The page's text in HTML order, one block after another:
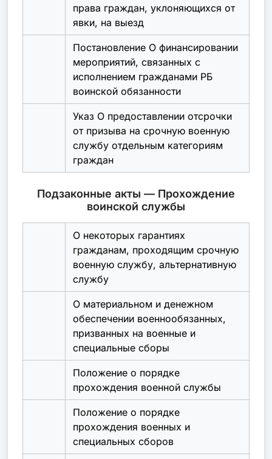
права граждан, уклоняющихся от
явки, на выезд
Постановление О финансировании
мероприятий, связанных с
исполнением гражданами РБ
воинской обязанности
Указ О предоставлении отсрочки
от призыва на срочную военную
службу отдельным категориям
граждан
Подзаконные акты — Прохождение
воинской службы
О некоторых гарантиях
гражданам, проходящим срочную
военную службу, альтернативную
службу
О материальном и денежном
обеспечении военнообязанных,
призванных на военные и
специальные сборы
Положение о порядке
прохождения военной службы
Положение о порядке
прохождения военных и
специальных сборов